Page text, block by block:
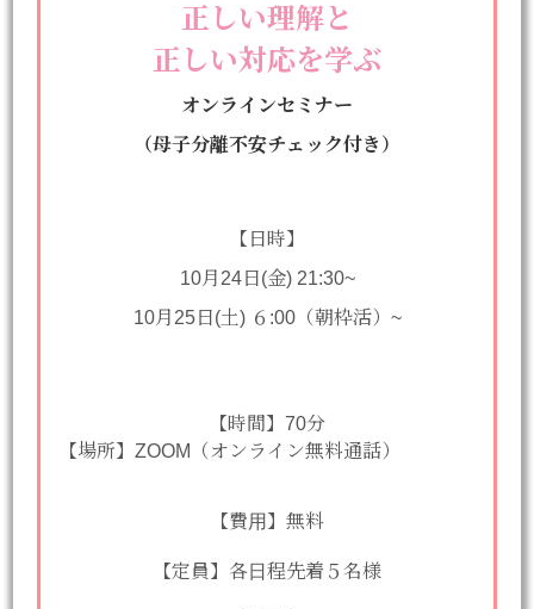
正しい理解と
正しい対応を学ぶ
オンラインセミナー
（母子分離不安チェック付き）
【日時】
10月24日(金) 21:30~
10月25日(土) ６:00（朝枠活）~
【時間】70分
【場所】ZOOM（オンライン無料通話）
【費用】無料
【定員】各日程先着５名様